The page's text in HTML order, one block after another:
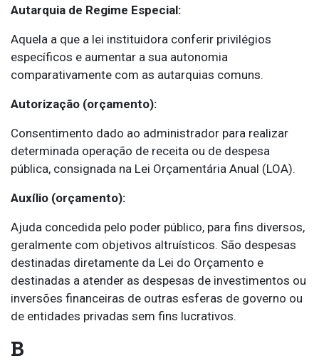
Autarquia de Regime Especial:
Aquela a que a lei instituidora conferir privilégios
específicos e aumentar a sua autonomia
comparativamente com as autarquias comuns.
Autorização (orçamento):
Consentimento dado ao administrador para realizar
determinada operação de receita ou de despesa
pública, consignada na Lei Orçamentária Anual (LOA).
Auxílio (orçamento):
Ajuda concedida pelo poder público, para fins diversos,
geralmente com objetivos altruísticos. São despesas
destinadas diretamente da Lei do Orçamento e
destinadas a atender as despesas de investimentos ou
inversões financeiras de outras esferas de governo ou
de entidades privadas sem fins lucrativos.
B